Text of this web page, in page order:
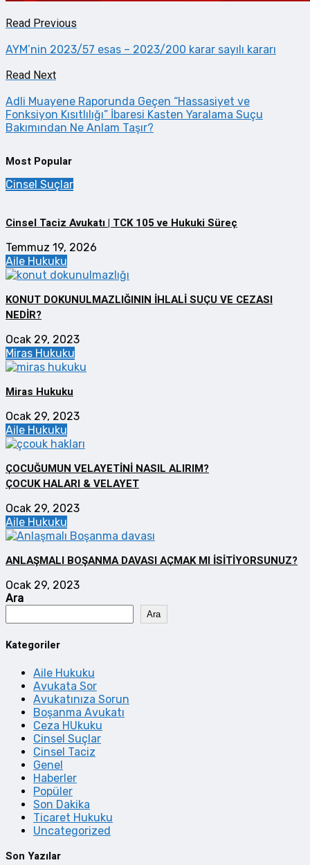
Read Previous
AYM’nin 2023/57 esas – 2023/200 karar sayılı kararı
Read Next
Adli Muayene Raporunda Geçen “Hassasiyet ve
Fonksiyon Kısıtlılığı” İbaresi Kasten Yaralama Suçu
Bakımından Ne Anlam Taşır?
Most Popular
Cinsel Suçlar
Cinsel Taciz Avukatı | TCK 105 ve Hukuki Süreç
Temmuz 19, 2026
Aile Hukuku
KONUT DOKUNULMAZLIĞININ İHLALİ SUÇU VE CEZASI
NEDİR?
Ocak 29, 2023
Miras Hukuku
Miras Hukuku
Ocak 29, 2023
Aile Hukuku
ÇOCUĞUMUN VELAYETİNİ NASIL ALIRIM?
ÇOCUK HALARI & VELAYET
Ocak 29, 2023
Aile Hukuku
ANLAŞMALI BOŞANMA DAVASI AÇMAK MI İSİTİYORSUNUZ?
Ocak 29, 2023
Ara
Ara
Kategoriler
Aile Hukuku
Avukata Sor
Avukatınıza Sorun
Boşanma Avukatı
Ceza HUkuku
Cinsel Suçlar
Cinsel Taciz
Genel
Haberler
Popüler
Son Dakika
Ticaret Hukuku
Uncategorized
Son Yazılar